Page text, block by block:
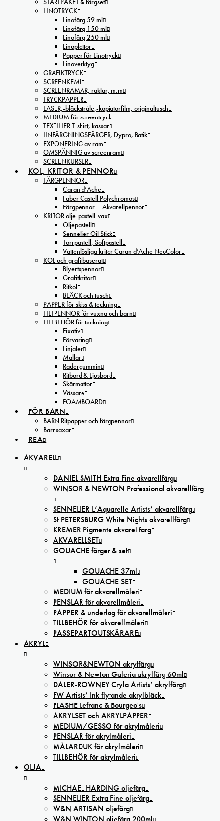
STARTPAKET & färgset
LINOTRYCK
Linofärg 59 ml
Linofärg 150 ml
Linofärg 250 ml
Linoplattor
Papper för Linotryck
Linoverktyg
GRAFIKTRYCK
SCREENKEMI
SCREENRAMAR, raklar, m.m
TRYCKPAPPER
LASER,-bläckstråle,-kopiatorfilm, oríginaltusch
MEDIUM för screentryck
TEXTILIER T-shirt, kassar
IINFÄRGNINGSFÄRGER, Dypro, Batik
EXPONERING av ram
OMSPÄNNIG av screenram
SCREENKURSER
KOL, KRITOR & PENNOR
FÄRGPENNOR
Caran d’Ache
Faber Castell Polychromos
Färgpennor – Akvarellpennor
KRITOR olje-pastell-vax
Oljepastell
Sennelier Oil Stick
Torrpastell, Softpastell
Vattenlösliga kritor Caran d’Ache NeoColor
KOL och grafitbaserat
Blyertspennor
Grafitkritor
Ritkol
BLÄCK och tusch
PAPPER för skiss & teckning
FILTPENNOR för vuxna och barn
TILLBEHÖR för teckning
Fixativ
Förvaring
Linjaler
Mallar
Radergummin
Ritbord & Ljusbord
Skärmattor
Vässare
FOAMBOARD
FÖR BARN
BARN Ritpapper och färgpennor
Barnsaxar
REA
AKVARELL
DANIEL SMITH Extra Fine akvarellfärg
WINSOR & NEWTON Professional akvarellfärg
SENNELIER L’Aquarelle Artists’ akvarellfärg
St PETERSBURG White Nights akvarellfärg
KREMER Pigmente akvarellfärg
AKVARELLSET
GOUACHE färger & set
GOUACHE 37ml
GOUACHE SET
MEDIUM för akvarellmåleri
PENSLAR för akvarellmåleri
PAPPER & underlag för akvarellmåleri
TILLBEHÖR för akvarellmåleri
PASSEPARTOUTSKÄRARE
AKRYL
WINSOR&NEWTON akrylfärg
Winsor & Newton Galeria akrylfärg 60ml
DALER-ROWNEY Cryla Artists’ akrylfärg
FW Artists’ Ink flytande akrylbläck
FLASHE Lefranc & Bourgeois
AKRYLSET och AKRYLPAPPER
MEDIUM/GESSO för akrylmåleri
PENSLAR för akrylmåleri
MÅLARDUK för akrylmåleri
TILLBEHÖR för akrylmåleri
OLJA
MICHAEL HARDING oljefärg
SENNELIER Extra Fine oljefärg
W&N ARTISAN oljefärg
W&N WINTON oljefärg 200ml